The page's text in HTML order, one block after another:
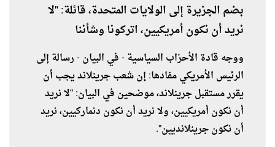
بضم الجزيرة إلى الولايات المتحدة، قائلة: "لا
نريد أن نكون أمريكيين، اتركونا وشأننا
ووجه قادة الأحزاب السياسية - في البيان - رسالة إلى
الرئيس الأمريكي مفادها: إن شعب جرينلاند يجب أن
يقرر مستقبل جرينلاند، موضحين في البيان: "لا نريد
أن نكون أمريكيين، ولا نريد أن نكون دنماركيين، نريد
أن نكون جرينلانديين".